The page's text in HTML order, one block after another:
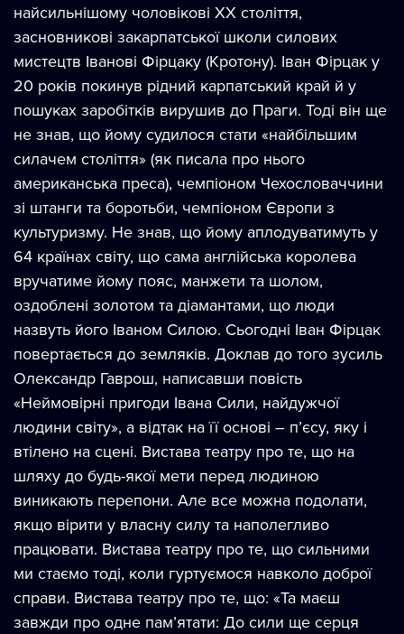
найсильнішому чоловікові XX століття,
засновникові закарпатської школи силових
мистецтв Іванові Фірцаку (Кротону). Іван Фірцак у
20 років покинув рідний карпатський край й у
пошуках заробітків вирушив до Праги. Тоді він ще
не знав, що йому судилося стати «найбільшим
силачем століття» (як писала про нього
американська преса), чемпіоном Чехословаччини
зі штанги та боротьби, чемпіоном Європи з
культуризму. Не знав, що йому аплодуватимуть у
64 країнах світу, що сама англійська королева
вручатиме йому пояс, манжети та шолом,
оздоблені золотом та діамантами, що люди
назвуть його Іваном Силою. Сьогодні Іван Фірцак
повертається до земляків. Доклав до того зусиль
Олександр Гаврош, написавши повість
«Неймовірні пригоди Івана Сили, найдужчої
людини світу», а відтак на її основі – п’єсу, яку і
втілено на сцені. Вистава театру про те, що на
шляху до будь-якої мети перед людиною
виникають перепони. Але все можна подолати,
якщо вірити у власну силу та наполегливо
працювати. Вистава театру про те, що сильними
ми стаємо тоді, коли гуртуємося навколо доброї
справи. Вистава театру про те, що: «Та маєш
завжди про одне пам’ятати: До сили ще серця